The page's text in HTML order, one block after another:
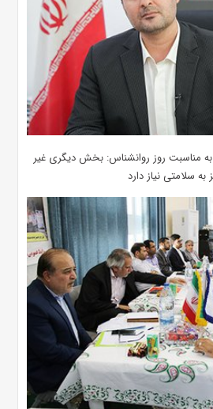
مناسبت روز روانشناس: بخش دیگری غیر
به سلامتی نیاز دارد